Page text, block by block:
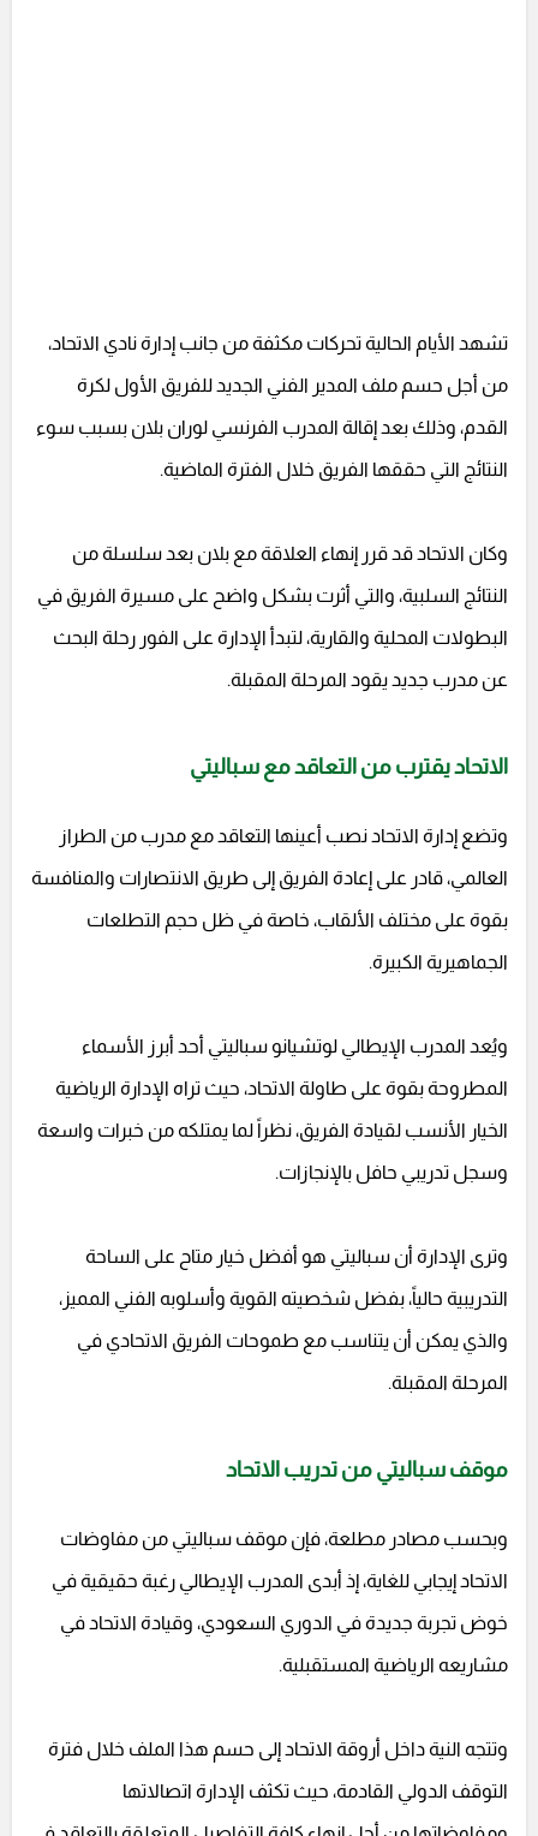
تشهد الأيام الحالية تحركات مكثفة من جانب إدارة نادي الاتحاد،
من أجل حسم ملف المدير الفني الجديد للفريق الأول لكرة
القدم، وذلك بعد إقالة المدرب الفرنسي لوران بلان بسبب سوء
النتائج التي حققها الفريق خلال الفترة الماضية.
وكان الاتحاد قد قرر إنهاء العلاقة مع بلان بعد سلسلة من
النتائج السلبية، والتي أثرت بشكل واضح على مسيرة الفريق في
البطولات المحلية والقارية، لتبدأ الإدارة على الفور رحلة البحث
عن مدرب جديد يقود المرحلة المقبلة.
الاتحاد يقترب من التعاقد مع سباليتي
وتضع إدارة الاتحاد نصب أعينها التعاقد مع مدرب من الطراز
العالمي، قادر على إعادة الفريق إلى طريق الانتصارات والمنافسة
بقوة على مختلف الألقاب، خاصة في ظل حجم التطلعات
الجماهيرية الكبيرة.
ويُعد المدرب الإيطالي لوتشيانو سباليتي أحد أبرز الأسماء
المطروحة بقوة على طاولة الاتحاد، حيث تراه الإدارة الرياضية
الخيار الأنسب لقيادة الفريق، نظراً لما يمتلكه من خبرات واسعة
وسجل تدريبي حافل بالإنجازات.
وترى الإدارة أن سباليتي هو أفضل خيار متاح على الساحة
التدريبية حالياً، بفضل شخصيته القوية وأسلوبه الفني المميز،
والذي يمكن أن يتناسب مع طموحات الفريق الاتحادي في
المرحلة المقبلة.
موقف سباليتي من تدريب الاتحاد
وبحسب مصادر مطلعة، فإن موقف سباليتي من مفاوضات
الاتحاد إيجابي للغاية، إذ أبدى المدرب الإيطالي رغبة حقيقية في
خوض تجربة جديدة في الدوري السعودي، وقيادة الاتحاد في
مشاريعه الرياضية المستقبلية.
وتتجه النية داخل أروقة الاتحاد إلى حسم هذا الملف خلال فترة
التوقف الدولي القادمة، حيث تكثف الإدارة اتصالاتها